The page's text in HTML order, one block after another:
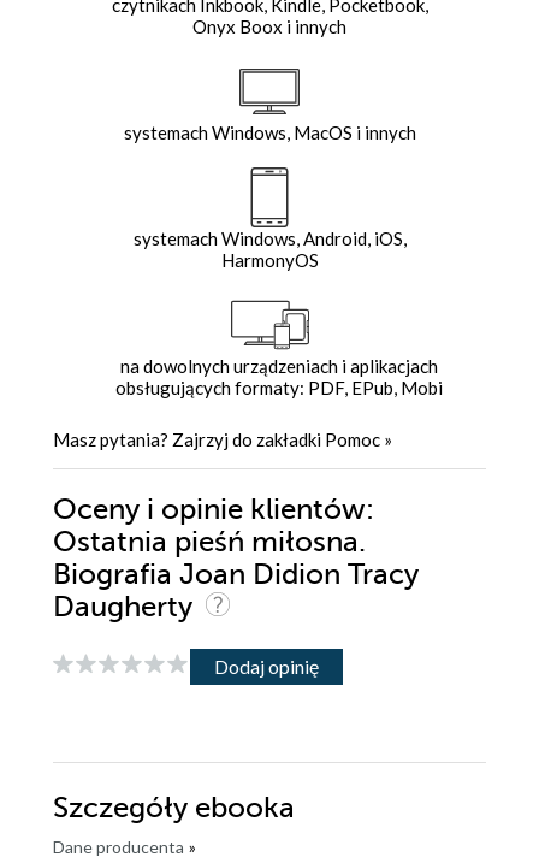
czytnikach Inkbook, Kindle, Pocketbook,
Onyx Boox i innych
systemach Windows, MacOS i innych
systemach Windows, Android, iOS,
HarmonyOS
na dowolnych urządzeniach i aplikacjach
obsługujących formaty: PDF, EPub, Mobi
Masz pytania? Zajrzyj do zakładki Pomoc »
Oceny i opinie klientów:
Ostatnia pieśń miłosna.
Biografia Joan Didion Tracy
Daugherty
Dodaj opinię
Szczegóły ebooka
Dane producenta »